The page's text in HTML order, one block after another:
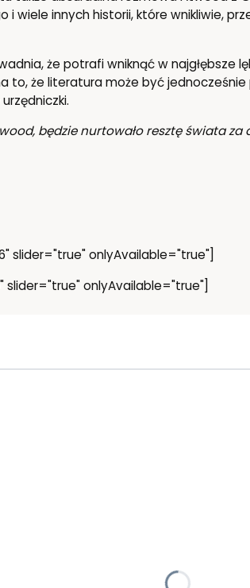
wiele innych historii, które wnikliwie,
że potrafi wniknąć w najgłębsze
to, że literatura może być jednocześnie
będzie nurtowało resztę świata za
slider="true" onlyAvailable="true"]
slider="true" onlyAvailable="true"]